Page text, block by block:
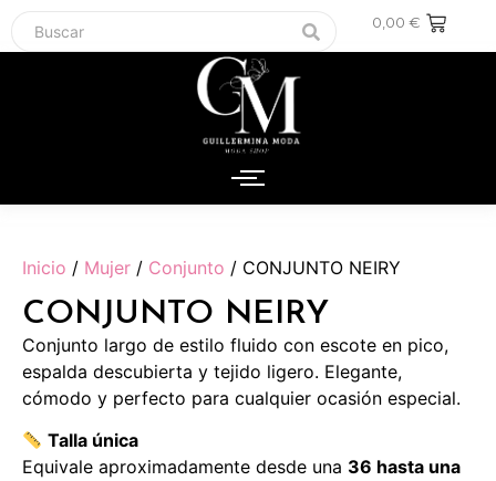
0,00€
Inicio / Mujer / Conjunto / CONJUNTO NEIRY
CONJUNTO NEIRY
Conjunto largo de estilo fluido con escote en pico,
espalda descubierta y tejido ligero. Elegante,
cómodo y perfecto para cualquier ocasión especial.
Talla única
Equivale aproximadamente desde una 36 hasta una